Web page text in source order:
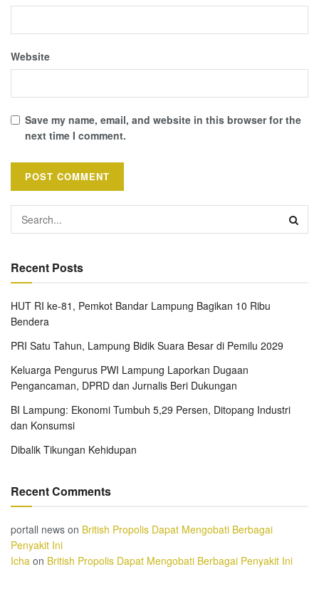
Website
Save my name, email, and website in this browser for the
next time I comment.
Recent Posts
HUT RI ke-81, Pemkot Bandar Lampung Bagikan 10 Ribu
Bendera
PRI Satu Tahun, Lampung Bidik Suara Besar di Pemilu 2029
Keluarga Pengurus PWI Lampung Laporkan Dugaan
Pengancaman, DPRD dan Jurnalis Beri Dukungan
BI Lampung: Ekonomi Tumbuh 5,29 Persen, Ditopang Industri
dan Konsumsi
Dibalik Tikungan Kehidupan
Recent Comments
portall news on British Propolis Dapat Mengobati Berbagai
Penyakit Ini
Icha on British Propolis Dapat Mengobati Berbagai Penyakit Ini